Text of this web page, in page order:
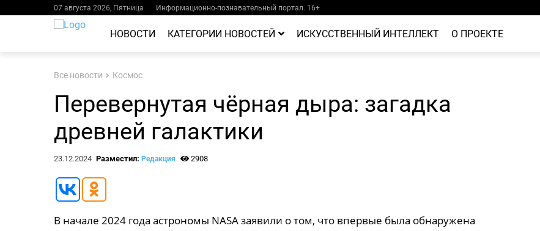
07 августа 2026, Пятница Информационно-познавательный портал. 16+
НОВОСТИ КАТЕГОРИИ НОВОСТЕЙ ИСКУССТВЕННЫЙ ИНТЕЛЛЕКТ О ПРОЕКТЕ
Все новости Космос
Перевернутая чёрная дыра: загадка
древней галактики
23.12.2024 Разместил: Редакция 2908
В начале 2024 года астрономы NASA заявили о том, что впервые была обнаружена